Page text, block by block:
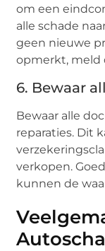
om een
alle schade
geen nieuwe
opmerkt, meld
6. Bewaar
Bewaar alle
reparaties. Dit
verkopen.
kunnen de